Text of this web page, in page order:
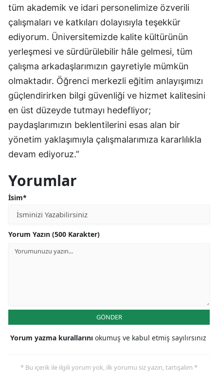
tüm akademik ve idari personelimize özverili
çalışmaları ve katkıları dolayısıyla teşekkür
ediyorum. Üniversitemizde kalite kültürünün
yerleşmesi ve sürdürülebilir hâle gelmesi, tüm
çalışma arkadaşlarımızın gayretiyle mümkün
olmaktadır. Öğrenci merkezli eğitim anlayışımızı
güçlendirirken bilgi güvenliği ve hizmet kalitesini
en üst düzeyde tutmayı hedefliyor;
paydaşlarımızın beklentilerini esas alan bir
yönetim yaklaşımıyla çalışmalarımıza kararlılıkla
devam ediyoruz.”
Yorumlar
İsim*
Yorum Yazın (500 Karakter)
GÖNDER
Yorum yazma kurallarını okumuş ve kabul etmiş sayılırsınız
* Bu içerik ile ilgili yorum yok, ilk yorumu siz yazın, tartışalım *